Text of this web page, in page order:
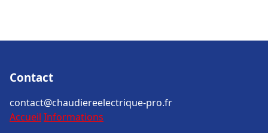
Contact
contact@chaudiereelectrique-pro.fr
Accueil Informations